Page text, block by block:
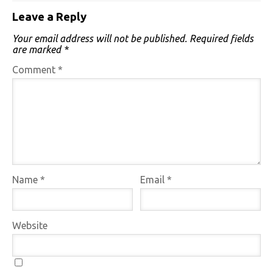
Leave a Reply
Your email address will not be published. Required fields
are marked *
Comment *
Name * Email*
Website